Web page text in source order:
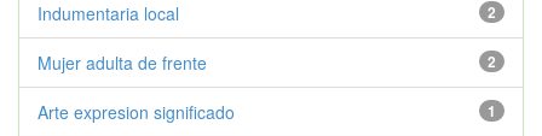
2
Indumentaria local
2
Mujer adulta de frente
1
Arte expresion significado